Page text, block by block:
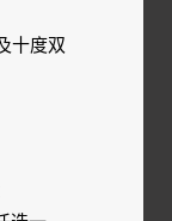
十度双